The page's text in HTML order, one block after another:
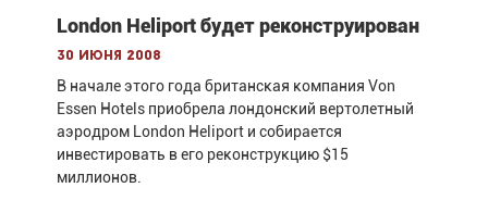
London Heliport будет реконструирован
30 июня 2008
В начале этого года британская компания Von
Essen Hotels приобрела лондонский вертолетный
аэродром London Heliport и собирается
инвестировать в его реконструкцию $15
миллионов.